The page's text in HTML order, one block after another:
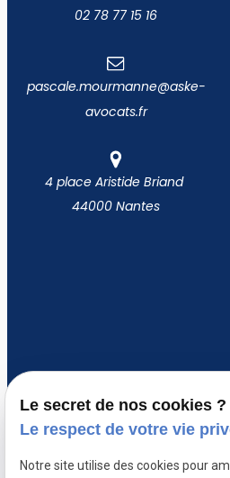
02 78 77 15 16
pascale.mourmanne@aske-
avocats.fr
4 place Aristide Briand
44000 Nantes
A
Le secret de nos cookies ?
Le respect de votre vie
Notre site utilise des cookies pour